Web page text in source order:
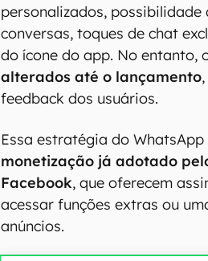
personalizados,
conversas, toques de chat
do ícone do app. No entanto,
alterados até o lançamento
feedback dos usuários.
Essa estratégia do WhatsApp
monetização já adotado
Facebook, que oferecem
acessar funções extras ou
anúncios.